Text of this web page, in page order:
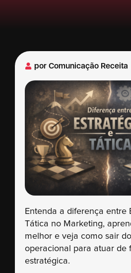
por Comunicação Receita
Entenda a diferença entre
Tática no Marketing,
melhor e veja como sair
operacional para atuar de
estratégica.